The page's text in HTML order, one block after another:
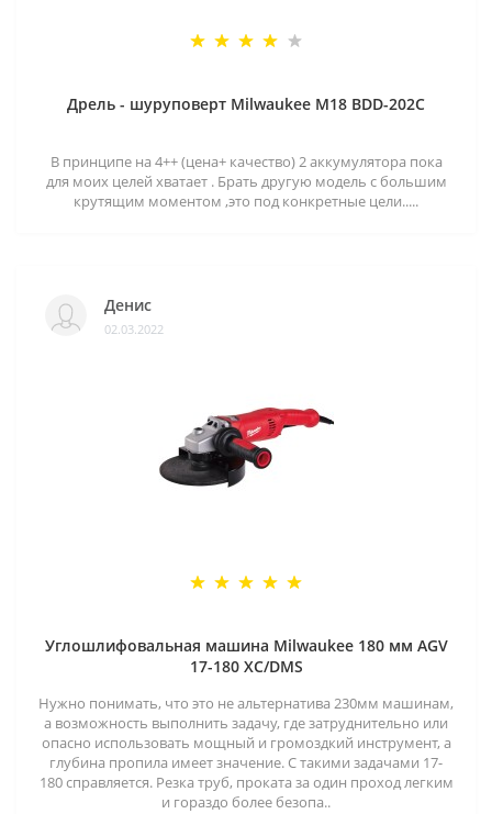
Дрель - шуруповерт Milwaukee M18 BDD-202C
В принципе на 4++ (цена+ качество) 2 аккумулятора пока
для моих целей хватает . Брать другую модель с большим
крутящим моментом ,это под конкретные цели.....
Денис
02.03.2022
Углошлифовальная машина Milwaukee 180 мм AGV
17-180 XC/DMS
Нужно понимать, что это не альтернатива 230мм машинам,
а возможность выполнить задачу, где затруднительно или
опасно использовать мощный и громоздкий инструмент, а
глубина пропила имеет значение. С такими задачами 17-
180 справляется. Резка труб, проката за один проход легким
и гораздо более безопа..